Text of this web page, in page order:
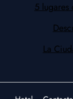
5 lugares
La